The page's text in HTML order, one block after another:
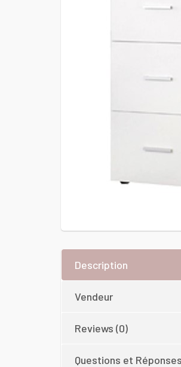
Description
Vendeur
Reviews (0)
Questions et Réponses